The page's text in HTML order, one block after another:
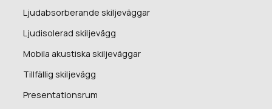
Ljudabsorberande skiljeväggar
Ljudisolerad skiljevägg
Mobila akustiska skiljeväggar
Tillfällig skiljevägg
Presentationsrum